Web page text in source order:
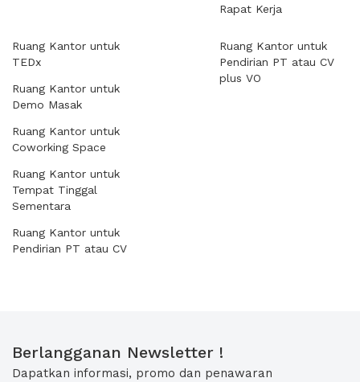
Rapat Kerja
Ruang Kantor untuk
TEDx
Ruang Kantor untuk
Demo Masak
Ruang Kantor untuk
Coworking Space
Ruang Kantor untuk
Tempat Tinggal
Sementara
Ruang Kantor untuk
Pendirian PT atau CV
Ruang Kantor untuk
Pendirian PT atau CV
plus VO
Berlangganan Newsletter !
Dapatkan informasi, promo dan penawaran